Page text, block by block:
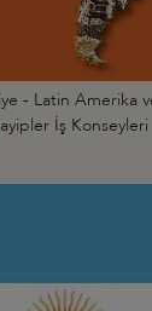
- Latin Amerika
İş Konseyleri